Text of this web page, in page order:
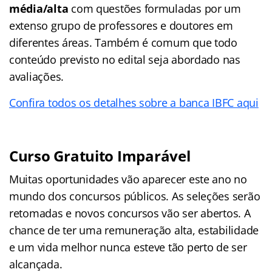
média/alta com questões formuladas por um
extenso grupo de professores e doutores em
diferentes áreas. Também é comum que todo
conteúdo previsto no edital seja abordado nas
avaliações.
Confira todos os detalhes sobre a banca IBFC aqui
Curso Gratuito Imparável
Muitas oportunidades vão aparecer este ano no
mundo dos concursos públicos. As seleções serão
retomadas e novos concursos vão ser abertos. A
chance de ter uma remuneração alta, estabilidade
e um vida melhor nunca esteve tão perto de ser
alcançada.